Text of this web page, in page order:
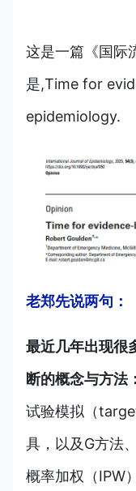
这是一篇《国际
是,Time for
epidemiology.
老郑先说两句：
最近几年出现很
断的概念与方法：
试验模拟（
具，以及G方法
概率加权（IPW